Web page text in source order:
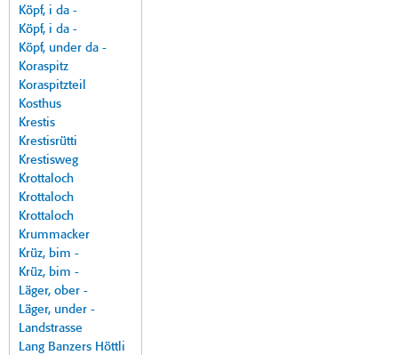
Köpf, i da -
Köpf, i da -
Köpf, under da -
Koraspitz
Koraspitzteil
Kosthus
Krestis
Krestisrütti
Krestisweg
Krottaloch
Krottaloch
Krottaloch
Krummacker
Krüz, bim -
Krüz, bim -
Läger, ober -
Läger, under -
Landstrasse
Lang Banzers Höttli